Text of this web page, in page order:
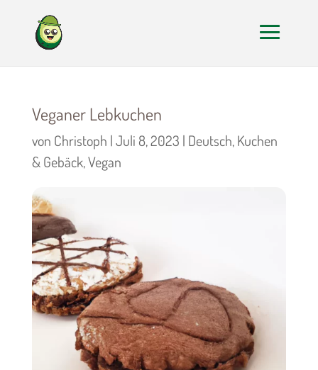
Veganer Lebkuchen
von Christoph |Juli 8, 2023 | Deutsch,Kuchen
& Gebäck,Vegan